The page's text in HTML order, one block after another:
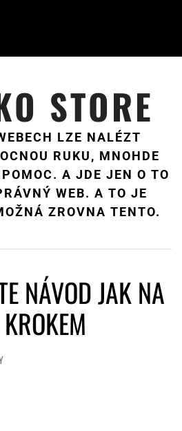
STORE
LZE NALÉZT
RUKU, MNOHDE
A JDE JEN O TO
WEB. A TO JE
ZROVNA TENTO.
NÁVOD JAK NA